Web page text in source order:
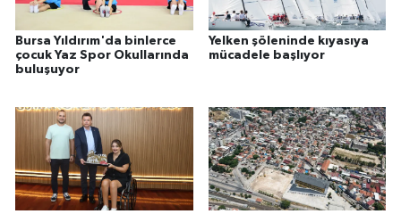
Bursa Yıldırım'da binlerce
çocuk Yaz Spor Okullarında
buluşuyor
Yelken şöleninde kıyasıya
mücadele başlıyor